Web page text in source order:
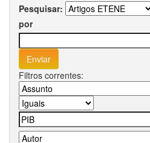
Pesquisar:
por
Filtros correntes: